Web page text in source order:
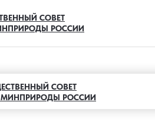
СОВЕТ
РОССИИ
СОВЕТ
МИНПРИРОДЫ РОССИИ